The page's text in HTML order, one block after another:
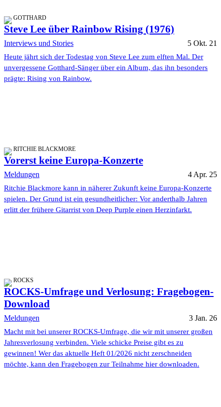
GOTTHARD
Steve Lee über Rainbow Rising (1976)
Interviews und Stories 5 Okt. 21
Heute jährt sich der Todestag von Steve Lee zum elften Mal. Der
unvergessene Gotthard-Sänger über ein Album, das ihn besonders
prägte: Rising von Rainbow.
RITCHIE BLACKMORE
Vorerst keine Europa-Konzerte
Meldungen 4 Apr. 25
Ritchie Blackmore kann in näherer Zukunft keine Europa-Konzerte
spielen. Der Grund ist ein gesundheitlicher: Vor anderthalb Jahren
erlitt der frühere Gitarrist von Deep Purple einen Herzinfarkt.
ROCKS
ROCKS-Umfrage und Verlosung: Fragebogen-
Download
Meldungen 3 Jan. 26
Macht mit bei unserer ROCKS-Umfrage, die wir mit unserer großen
Jahresverlosung verbinden. Viele schicke Preise gibt es zu
gewinnen! Wer das aktuelle Heft 01/2026 nicht zerschneiden
möchte, kann den Fragebogen zur Teilnahme hier downloaden.